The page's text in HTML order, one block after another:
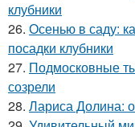
клубники
26. Осенью в саду:
посадки клубники
27. Подмосковные
созрели
28. Лариса Долина: